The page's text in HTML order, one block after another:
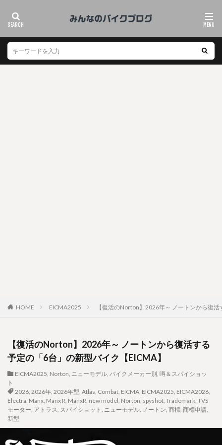
HOME EICMA2025 【復活のNorton】2026年～ ノートンから復
【復活のNorton】2026年～ ノートンから復活する
予定の「6台」の新型バイク【EICMA】
EICMA2025, Norton, ニューモデル, バイクメーカー別, 噂＆スパイショッ
ト
2026, 2026年, 2026年型, Atlas, Combat, EICMA, EICMA2025, EICMA2026,
Electra, Manx, Manx R, ManxR, new model, Norton, spyshot, Trademark, TVS
モーター, アトラス, スパイショット , ニューモデル, ノートン, 商標, 商標申請,
新型